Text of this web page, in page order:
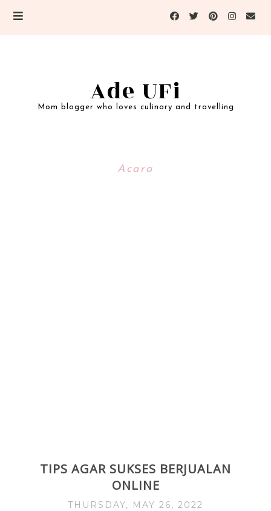
Ade UFi
Mom blogger who loves culinary and travelling
Acara
TIPS AGAR SUKSES BERJUALAN
ONLINE
THURSDAY, MAY 26, 2022